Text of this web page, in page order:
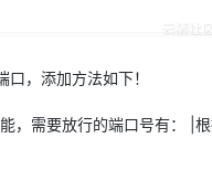
，添加方法如下！
，需要放行的端口号有： |